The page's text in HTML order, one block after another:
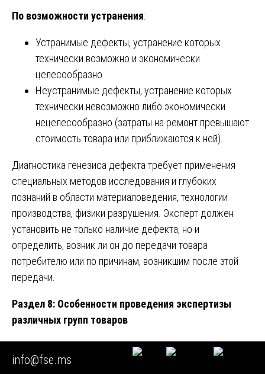
По возможности устранения:
Устранимые дефекты, устранение которых
технически возможно и экономически
целесообразно.
Неустранимые дефекты, устранение которых
технически невозможно либо экономически
нецелесообразно (затраты на ремонт превышают
стоимость товара или приближаются к ней).
Диагностика генезиса дефекта требует применения
специальных методов исследования и глубоких
познаний в области материаловедения, технологии
производства, физики разрушения. Эксперт должен
установить не только наличие дефекта, но и
определить, возник ли он до передачи товара
потребителю или по причинам, возникшим после этой
передачи.
Раздел 8: Особенности проведения экспертизы
различных групп товаров
Каждая группа непродовольственных товаров обладает
уникальными характеристиками, что определяет
info@fse.ms